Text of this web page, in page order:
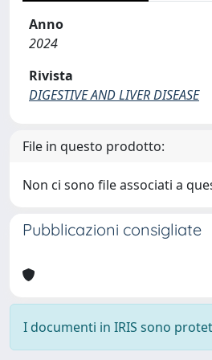
Anno
2024
Rivista
DIGESTIVE AND LIVER DISEASE
File in questo prodotto:
Non ci sono file associati a
Pubblicazioni consigliate
I documenti in IRIS sono